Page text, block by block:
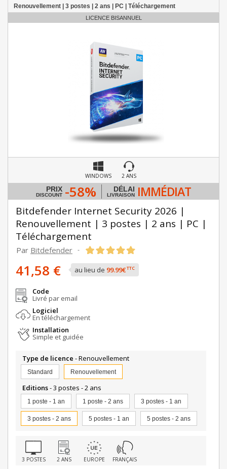
Renouvellement | 3 postes | 2 ans | PC | Téléchargement
LICENCE BISANNUEL
WINDOWS 2 ANS
PRIX
DISCOUNT -58% DÉLAI
LIVRAISON IMMÉDIAT
Bitdefender Internet Security 2026 |
Renouvellement | 3 postes | 2 ans | PC |
Téléchargement
Par Bitdefender -
41,58 € au lieu de 99.99€TTC
Code
Livré par email
Logiciel
En téléchargement
Installation
Simple et guidée
Type de licence - Renouvellement
Standard Renouvellement
Editions- 3 postes - 2 ans
1 poste - 1 an 1 poste - 2 ans 3 postes - 1 an
3 postes - 2 ans 5 postes - 1 an 5 postes - 2 ans
3 POSTES 2 ANS EUROPE FRANÇAIS